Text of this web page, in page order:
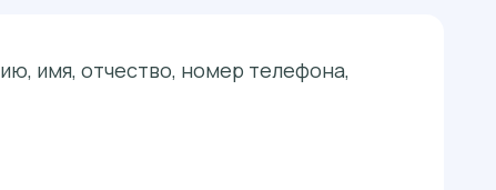
имя, отчество, номер телефона,